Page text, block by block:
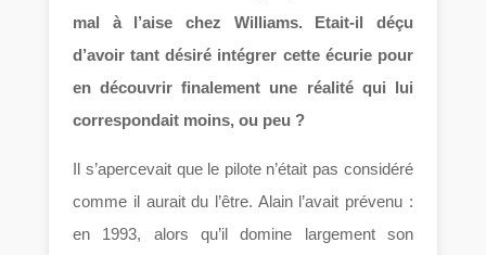
mal à l’aise chez Williams. Etait-il déçu
d’avoir tant désiré intégrer cette écurie pour
en découvrir finalement une réalité qui lui
correspondait moins, ou peu ?
Il s’apercevait que le pilote n’était pas considéré
comme il aurait du l’être. Alain l’avait prévenu :
en 1993, alors qu’il domine largement son